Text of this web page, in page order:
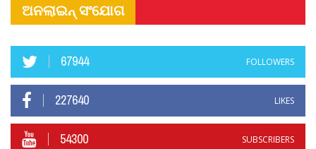
ଅନଲାଇନ୍ ସଂଯୋଗ
67944 FOLLOWERS
227640 LIKES
54300 SUBSCRIBERS